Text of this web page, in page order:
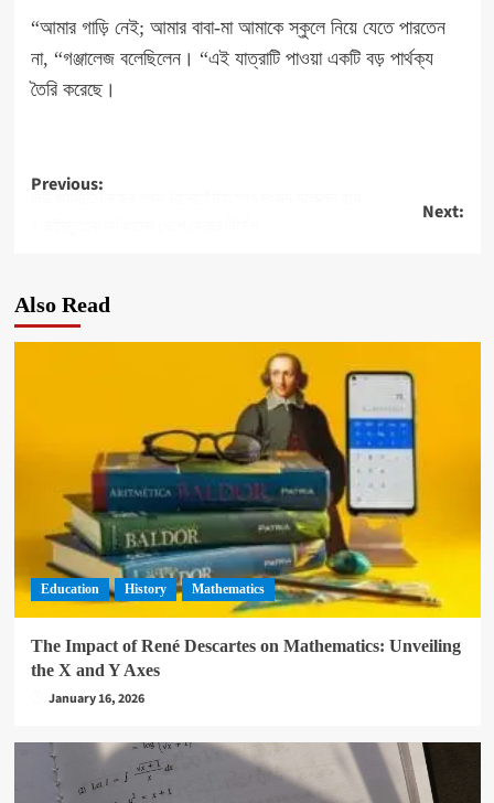
“আমার গাড়ি নেই; আমার বাবা-মা আমাকে স্কুলে নিয়ে যেতে পারতেন
না, “গঞ্জালেজ বলেছিলেন। “এই যাত্রাটি পাওয়া একটি বড় পার্থক্য
তৈরি করেছে।
Post
Previous:
নিউ জার্সিতে নিজের গলফ রিসোর্টে ট্রাম্পের সংবাদ সম্মেলন হবে
Next:
Also Read
Education History Mathematics
The Impact of René Descartes on Mathematics: Unveiling
the X and Y Axes
January 16, 2026